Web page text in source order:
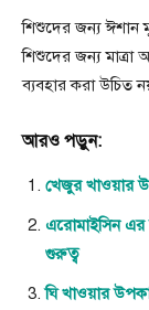
শিশুদের জন্য ঈশান
শিশুদের জন্য
ব্যবহার করা উচিত
আরও পড়ুন:
খেজুর খাওয়ার
এরোমাইসিন এর
গুরুত্ব
ঘি খাওয়ার